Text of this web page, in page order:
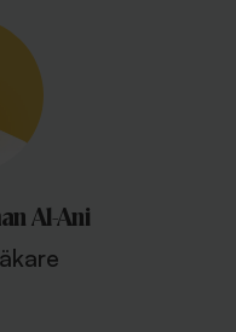
Al-Ani